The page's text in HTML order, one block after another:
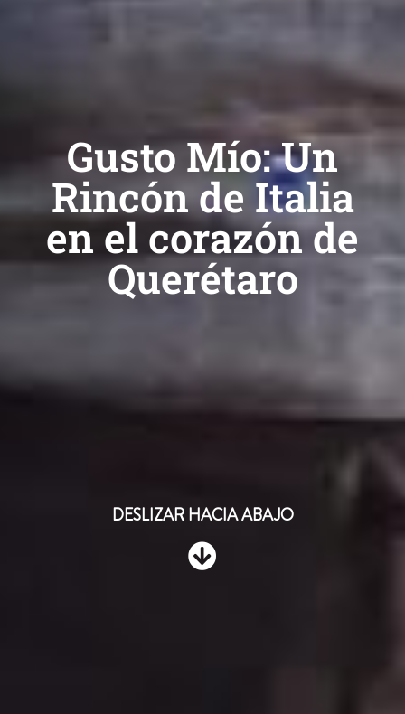
Gusto Mío: Un
Rincón de Italia
en el corazón de
Querétaro
DESLIZAR HACIA ABAJO